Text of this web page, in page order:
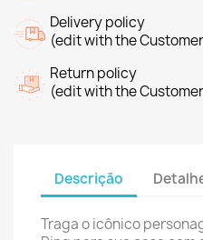
Delivery policy
(edit with the
Return policy
(edit with the
Descrição
Traga o icônico